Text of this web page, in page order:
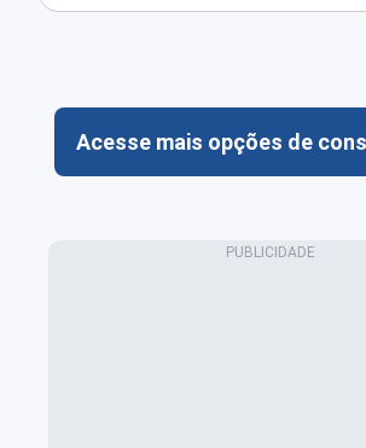
Acesse mais opções de